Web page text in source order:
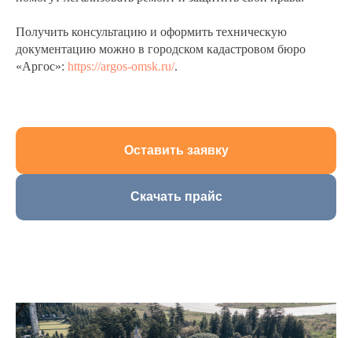
Получить консультацию и оформить техническую
документацию можно в городском кадастровом бюро
«Аргос»: https://argos-omsk.ru/.
Оставить заявку
Скачать прайс